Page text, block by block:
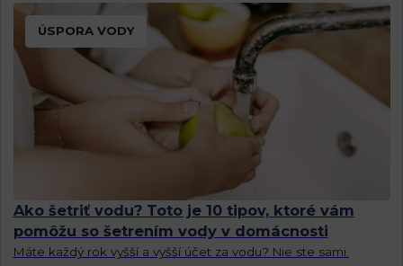
ÚSPORA VODY
Ako šetriť vodu? Toto je 10 tipov, ktoré vám
pomôžu so šetrením vody v domácnosti
Máte každý rok vyšší a vyšší účet za vodu? Nie ste sami.